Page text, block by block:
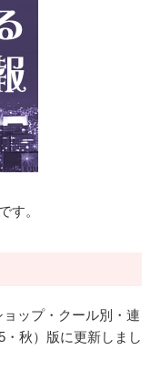
す。
ョップ・クール別・連
秋）版に更新しまし